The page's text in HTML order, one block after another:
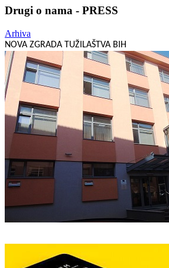
Drugi o nama - PRESS
Arhiva
NOVA ZGRADA TUŽILAŠTVA BIH